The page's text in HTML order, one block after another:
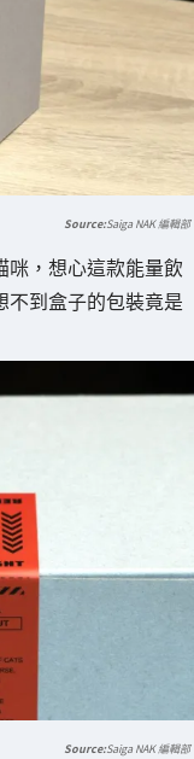
Saiga NAK 編輯部
，想心這款能量飲
到盒子的包裝竟是
Saiga NAK 編輯部